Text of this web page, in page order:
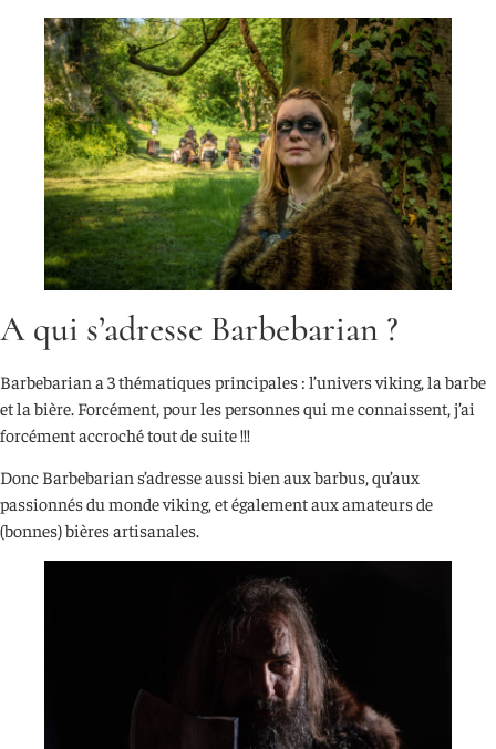
A qui s’adresse Barbebarian ?
Barbebarian a 3 thématiques principales : l’univers viking, la barbe
et la bière. Forcément, pour les personnes qui me connaissent, j’ai
forcément accroché tout de suite !!!
Donc Barbebarian s’adresse aussi bien aux barbus, qu’aux
passionnés du monde viking, et également aux amateurs de
(bonnes) bières artisanales.